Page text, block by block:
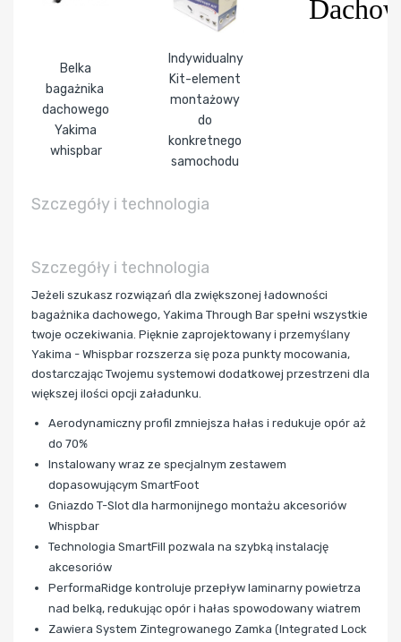
Belka
bagażnika
dachowego
Yakima
whispbar
Indywidualny
Kit-element
montażowy
do
konkretnego
samochodu
Szczegóły i technologia
Szczegóły i technologia
Jeżeli szukasz rozwiązań dla zwiększonej ładowności
bagażnika dachowego, Yakima Through Bar spełni wszystkie
twoje oczekiwania. Pięknie zaprojektowany i przemyślany
Yakima - Whispbar rozszerza się poza punkty mocowania,
dostarczając Twojemu systemowi dodatkowej przestrzeni dla
większej ilości opcji załadunku.
Aerodynamiczny profil zmniejsza hałas i redukuje opór aż
do 70%
Instalowany wraz ze specjalnym zestawem
dopasowującym SmartFoot
Gniazdo T-Slot dla harmonijnego montażu akcesoriów
Whispbar
Technologia SmartFill pozwala na szybką instalację
akcesoriów
PerformaRidge kontroluje przepływ laminarny powietrza
nad belką, redukując opór i hałas spowodowany wiatrem
Zawiera System Zintegrowanego Zamka (Integrated Lock